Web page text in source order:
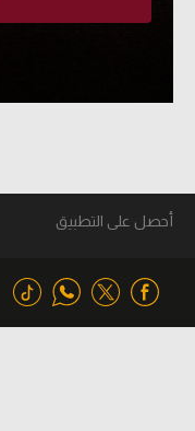
أحصل على التطبيق